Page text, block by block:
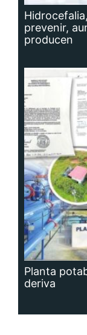
prevenir,
producen
Planta
deriva